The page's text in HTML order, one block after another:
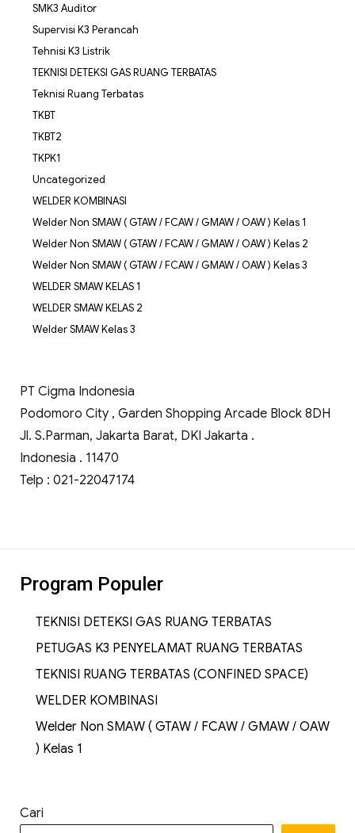
SMK3 Auditor
Supervisi K3 Perancah
Tehnisi K3 Listrik
TEKNISI DETEKSI GAS RUANG TERBATAS
Teknisi Ruang Terbatas
TKBT
TKBT2
TKPK1
Uncategorized
WELDER KOMBINASI
Welder Non SMAW ( GTAW / FCAW / GMAW / OAW ) Kelas 1
Welder Non SMAW ( GTAW / FCAW / GMAW / OAW ) Kelas 2
Welder Non SMAW ( GTAW / FCAW / GMAW / OAW ) Kelas 3
WELDER SMAW KELAS 1
WELDER SMAW KELAS 2
Welder SMAW Kelas 3
PT Cigma Indonesia
Podomoro City , Garden Shopping Arcade Block 8DH
Jl. S.Parman, Jakarta Barat, DKI Jakarta .
Indonesia . 11470
Telp : 021-22047174
Program Populer
TEKNISI DETEKSI GAS RUANG TERBATAS
PETUGAS K3 PENYELAMAT RUANG TERBATAS
TEKNISI RUANG TERBATAS (CONFINED SPACE)
WELDER KOMBINASI
Welder Non SMAW ( GTAW / FCAW / GMAW / OAW
) Kelas 1
Cari